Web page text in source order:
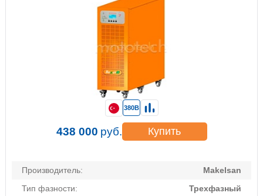
Производитель:
Makelsan
Тип фазности:
Трехфазный
380В
438 000 руб. Купить